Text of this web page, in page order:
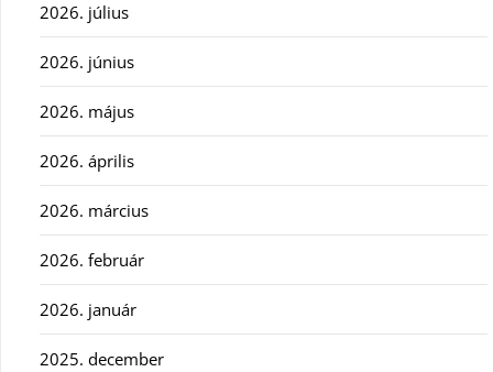
2026. július
2026. június
2026. május
2026. április
2026. március
2026. február
2026. január
2025. december